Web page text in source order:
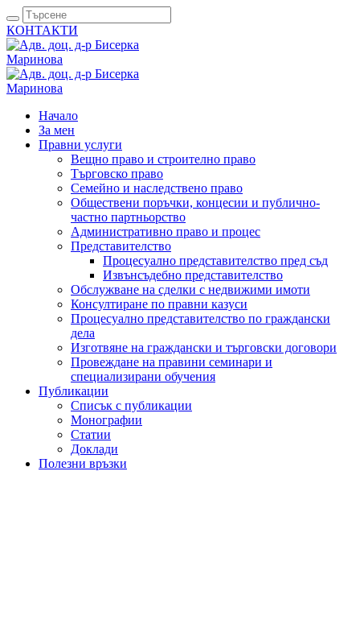
КОНТАКТИ
Начало
За мен
Правни услуги
Вещно право и строително право
Търговско право
Семейно и наследствено право
Обществени поръчки, концесии и публично-
частно партньорство
Административно право и процес
Представителство
Процесуално представителство пред съд
Извънсъдебно представителство
Обслужване на сделки с недвижими имоти
Консултиране по правни казуси
Процесуално представителство по граждански
дела
Изготвяне на граждански и търговски договори
Провеждане на правини семинари и
специализирани обучения
Публикации
Списък с публикации
Монографии
Статии
Доклади
Полезни връзки